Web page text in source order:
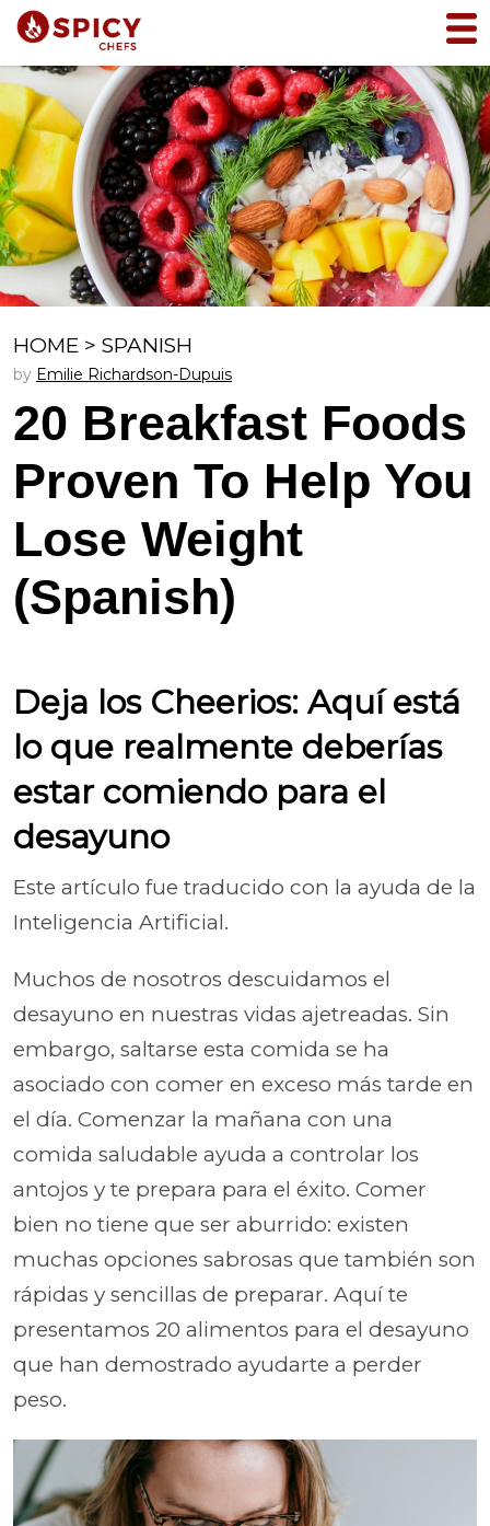
HOME > SPANISH
by Emilie Richardson-Dupuis
20 Breakfast Foods
Proven To Help You
Lose Weight
(Spanish)
Deja los Cheerios: Aquí está
lo que realmente deberías
estar comiendo para el
desayuno
Este artículo fue traducido con la ayuda de la
Inteligencia Artificial.
Muchos de nosotros descuidamos el
desayuno en nuestras vidas ajetreadas. Sin
embargo, saltarse esta comida se ha
asociado con comer en exceso más tarde en
el día. Comenzar la mañana con una
comida saludable ayuda a controlar los
antojos y te prepara para el éxito. Comer
bien no tiene que ser aburrido: existen
muchas opciones sabrosas que también son
rápidas y sencillas de preparar. Aquí te
presentamos 20 alimentos para el desayuno
que han demostrado ayudarte a perder
peso.